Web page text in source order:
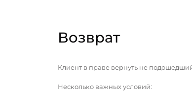
Возврат
Клиент в праве вернуть не
Несколько важных условий: